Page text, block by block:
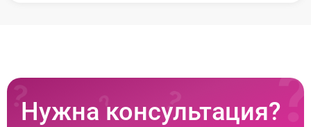
Нужна консультация?